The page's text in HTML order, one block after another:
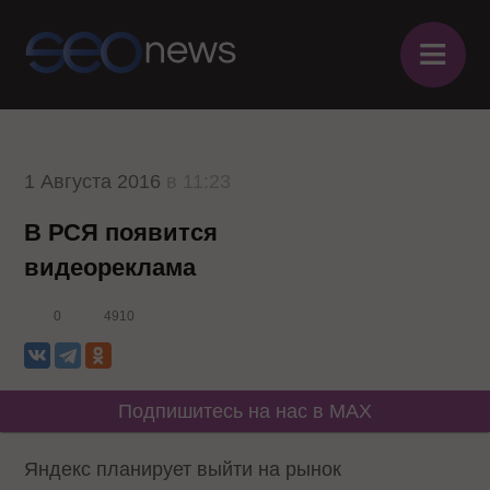
≡
1 Августа 2016
В РСЯ появится
видеореклама
0 4910
Подпишитесь на нас в MAX
Яндекс планирует выйти на рынок